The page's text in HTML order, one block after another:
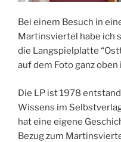
Bei einem Besuch in
Martinsviertel habe ich
die Langspielplatte
auf dem Foto ganz
Die LP ist 1978
Wissens im
hat eine eigene
Bezug zum